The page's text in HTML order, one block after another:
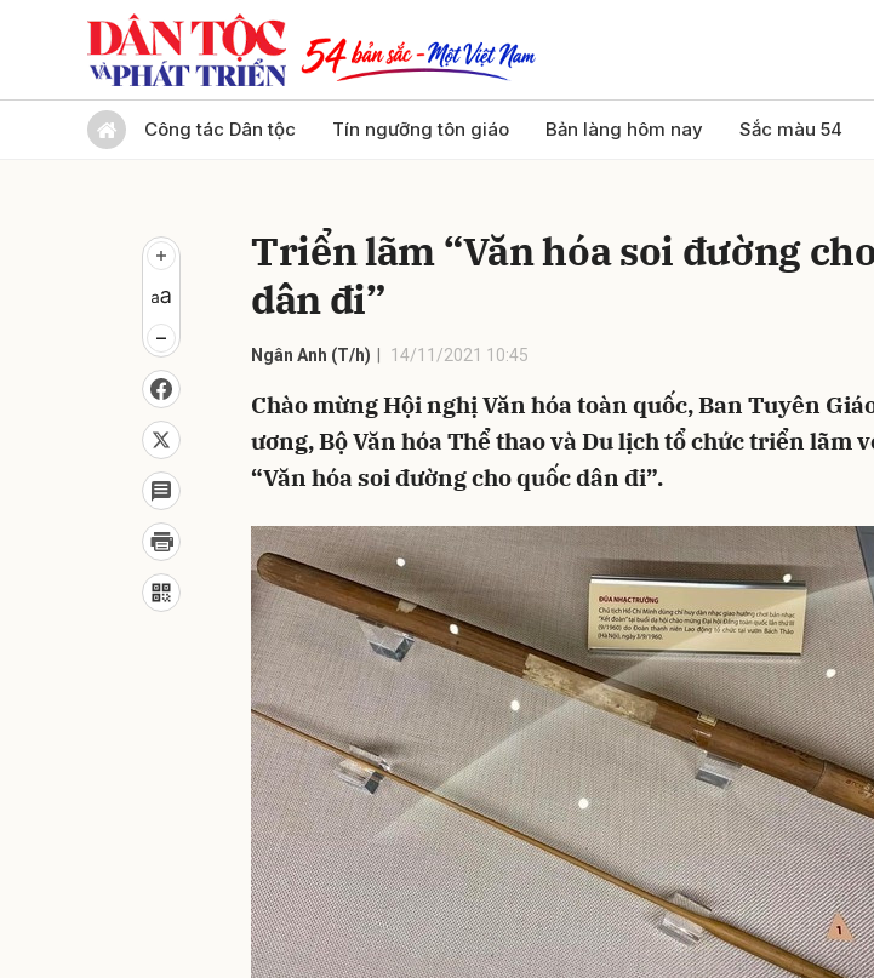
Công tác Dân tộc Tín ngưỡng tôn giáo Bản làng hôm nay Sắc màu 54
Triển lãm “Văn hóa soi đường
dân đi”
Ngân Anh (T/h) 14/11/2021 10:45
Chào mừng Hội nghị Văn hóa toàn quốc, Ban Tuyên
ương, Bộ Văn hóa Thể thao và Du lịch tổ chức triển lãm
“Văn hóa soi đường cho quốc dân đi”.
Gửi bình luận